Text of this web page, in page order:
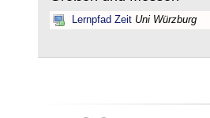
Lernpfad Zeit Uni Würzburg